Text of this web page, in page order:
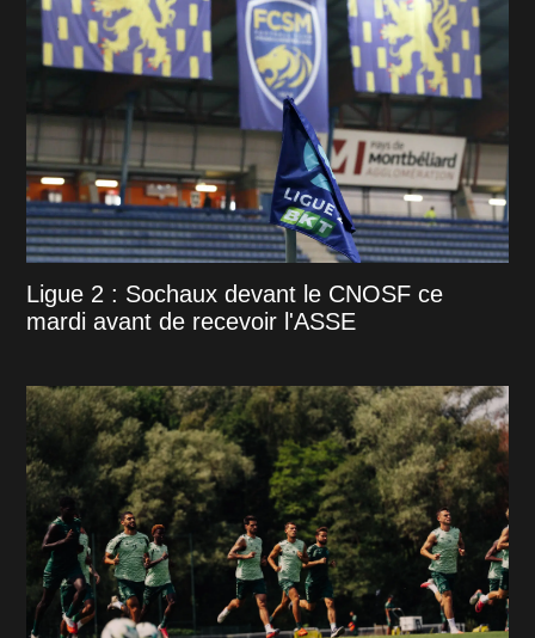
Ligue 2 : Sochaux devant le CNOSF ce
mardi avant de recevoir l'ASSE